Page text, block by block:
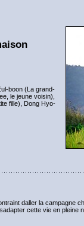
boon (La grand-
le jeune voisin),
fille), Dong Hyo-
daller la campagne
cette vie en pleine